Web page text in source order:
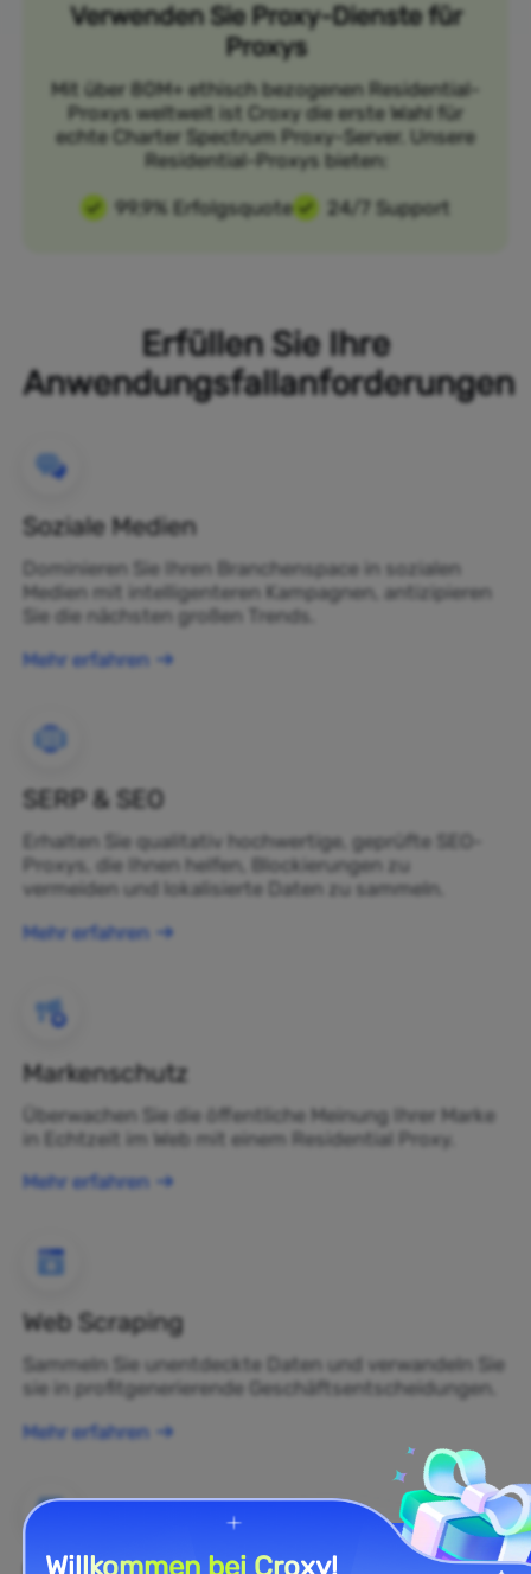
Verwenden Sie Proxy-Dienste für
Proxys
Mit über 80M+ ethisch bezogenen Residential-
Proxys weltweit ist Croxy die erste Wahl für
echte Charter Spectrum Proxy-Server. Unsere
Residential-Proxys bieten:
99,9% Erfolgsquote
24/7 Support
Erfüllen Sie Ihre
Anwendungsfallanforderungen
Soziale Medien
Dominieren Sie Ihren Branchenspace in sozialen
Medien mit intelligenteren Kampagnen, antizipieren
Sie die nächsten großen Trends.
Mehr erfahren
SERP & SEO
Erhalten Sie qualitativ hochwertige, geprüfte SEO-
Proxys, die Ihnen helfen, Blockierungen zu
vermeiden und lokalisierte Daten zu sammeln.
Mehr erfahren
Markenschutz
Überwachen Sie die öffentliche Meinung Ihrer Marke
in Echtzeit im Web mit einem Residential Proxy.
Mehr erfahren
Web Scraping
Sammeln Sie unentdeckte Daten und verwandeln Sie
sie in profitgenerierende Geschäftsentscheidungen.
Mehr erfahren
Willkommen bei Croxy!